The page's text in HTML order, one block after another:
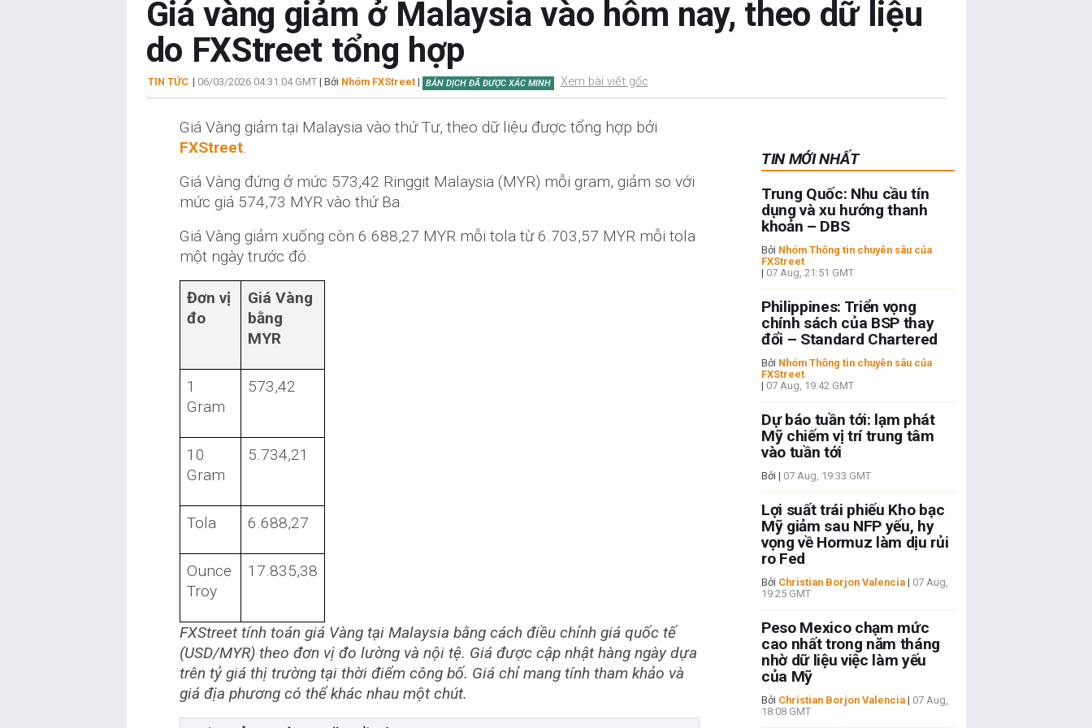
Giá vàng giảm ở Malaysia vào hôm nay, theo dữ liệu
do FXStreet tổng hợp
TIN TỨC | 06/03/2026 04:31:04 GMT| Bởi Nhóm FXStreet| BẢN DỊCH ĐÃ ĐƯỢC XÁC MINH Xem bài viết gốc
Giá Vàng giảm tại Malaysia vào thứ Tư, theo dữ liệu được tổng hợp bởi
FXStreet.
Giá Vàng đứng ở mức 573,42 Ringgit Malaysia (MYR) mỗi gram, giảm so với
mức giá 574,73 MYR vào thứ Ba.
Giá Vàng giảm xuống còn 6.688,27 MYR mỗi tola từ 6.703,57 MYR mỗi tola
một ngày trước đó.
Đơn vị
đo
Giá Vàng
bằng
MYR
1
Gram
573,42
10
Gram
5.734,21
Tola 6.688,27
Ounce
Troy
17.835,38
FXStreet tính toán giá Vàng tại Malaysia bằng cách điều chỉnh giá quốc tế
(USD/MYR) theo đơn vị đo lường và nội tệ. Giá được cập nhật hàng ngày dựa
trên tỷ giá thị trường tại thời điểm công bố. Giá chỉ mang tính tham khảo và
giá địa phương có thể khác nhau một chút.
TIN MỚI NHẤT
Trung Quốc: Nhu cầu tín
dụng và xu hướng thanh
khoản – DBS
Bởi Nhóm Thông tin chuyên sâu của
FXStreet
| 07 Aug, 21:51 GMT
Philippines: Triển vọng
chính sách của BSP thay
đổi – Standard Chartered
Bởi Nhóm Thông tin chuyên sâu của
FXStreet
| 07 Aug, 19:42 GMT
Dự báo tuần tới: lạm phát
Mỹ chiếm vị trí trung tâm
vào tuần tới
Bởi | 07 Aug, 19:33 GMT
Lợi suất trái phiếu Kho bạc
Mỹ giảm sau NFP yếu, hy
vọng về Hormuz làm dịu rủi
ro Fed
Bởi Christian Borjon Valencia| 07 Aug,
19:25 GMT
Peso Mexico chạm mức
cao nhất trong năm tháng
nhờ dữ liệu việc làm yếu
của Mỹ
Bởi Christian Borjon Valencia| 07 Aug,
18:08 GMT